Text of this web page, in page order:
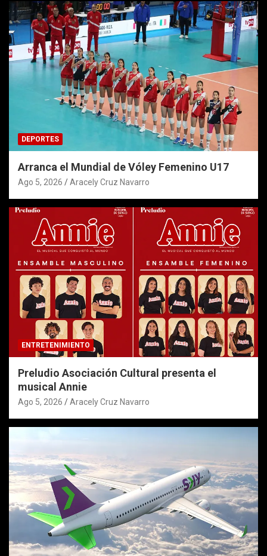
DEPORTES
Arranca el Mundial de Vóley Femenino U17
Ago 5, 2026 Aracely Cruz Navarro
ENTRETENIMIENTO
Preludio Asociación Cultural presenta el
musical Annie
Ago 5, 2026 Aracely Cruz Navarro